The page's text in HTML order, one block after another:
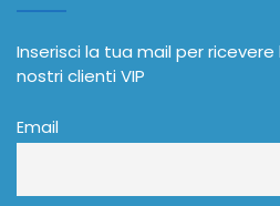
Inserisci la tua mail per
nostri clienti VIP
Email